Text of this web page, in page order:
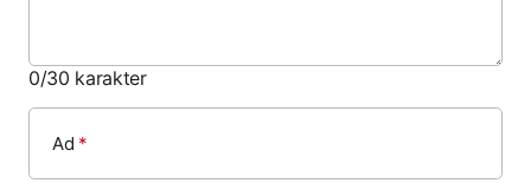
0/30 karakter
Ad *